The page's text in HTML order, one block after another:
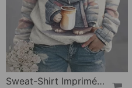
Sweat-Shirt Imprimé Chat Mignon